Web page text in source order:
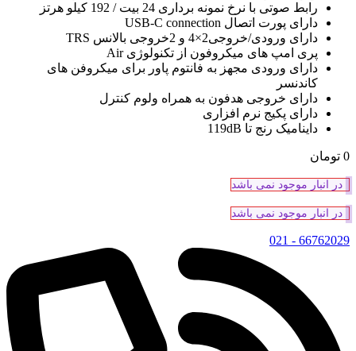
رابط صوتی با نرخ نمونه برداری 24 بیت / 192 کیلو هرتز
دارای پورت اتصال USB-C connection
دارای ورودی/خروجی2×4 و 2خروجی بالانس TRS
پری امپ های میکروفون از تکنولوژی Air
دارای ورودی مجهز به فانتوم پاور برای میکروفن های
کاندنسر
دارای خروجی هدفون به همراه ولوم کنترل
دارای پکیج نرم افزاری
داینامیک رنج تا 119dB
0 تومان
در انبار موجود نمی باشد
در انبار موجود نمی باشد
66762029 - 021